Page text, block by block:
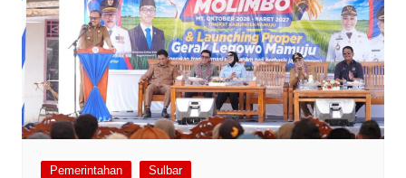
Pemerintahan Sulbar